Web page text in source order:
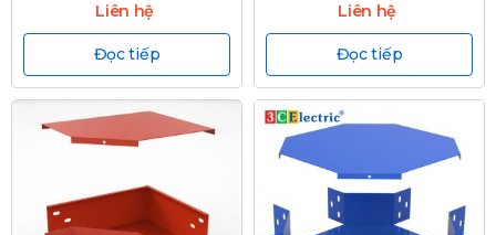
Liên hệ
Đọc tiếp
Liên hệ
Đọc tiếp